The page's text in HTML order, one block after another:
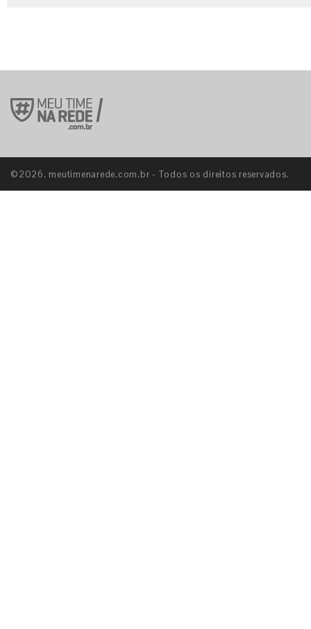
©2026. meutimenarede.com.br - Todos os direitos reservados.